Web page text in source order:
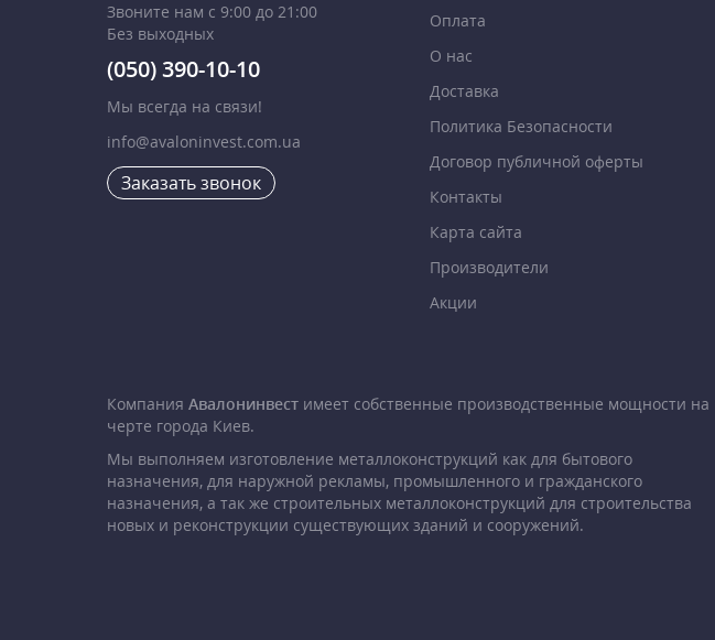
Звоните нам с 9:00 до 21:00
Без выходных
(050) 390-10-10
Мы всегда на связи!
info@avaloninvest.com.ua
Заказать звонок
Оплата
О нас
Доставка
Политика Безопасности
Договор публичной оферты
Контакты
Карта сайта
Производители
Акции
Компания Авалонинвест имеет собственные производственные мощности на
черте города Киев.
Мы выполняем изготовление металлоконструкций как для бытового
назначения, для наружной рекламы, промышленного и гражданского
назначения, а так же строительных металлоконструкций для строительства
новых и реконструкции существующих зданий и сооружений.